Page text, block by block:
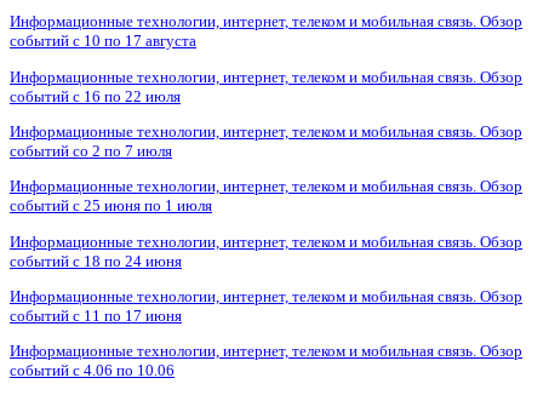
Информационные технологии, интернет, телеком и мобильная связь. Обзор
событий с 10 по 17 августа
Информационные технологии, интернет, телеком и мобильная связь. Обзор
событий с 16 по 22 июля
Информационные технологии, интернет, телеком и мобильная связь. Обзор
событий со 2 по 7 июля
Информационные технологии, интернет, телеком и мобильная связь. Обзор
событий с 25 июня по 1 июля
Информационные технологии, интернет, телеком и мобильная связь. Обзор
событий с 18 по 24 июня
Информационные технологии, интернет, телеком и мобильная связь. Обзор
событий с 11 по 17 июня
Информационные технологии, интернет, телеком и мобильная связь. Обзор
событий с 4.06 по 10.06